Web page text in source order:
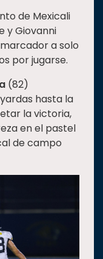
de Mexicali
y Giovanni
a solo
por jugarse.
(82)
hasta la
la victoria,
en el pastel
de campo